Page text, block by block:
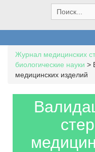
e
a
h
f
o
Журнал медицинских
биологические науки >
медицинских изделий